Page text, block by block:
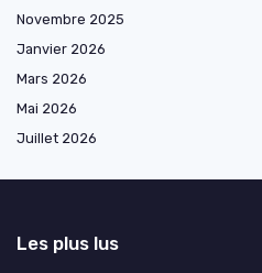
Novembre 2025
Janvier 2026
Mars 2026
Mai 2026
Juillet 2026
Les plus lus